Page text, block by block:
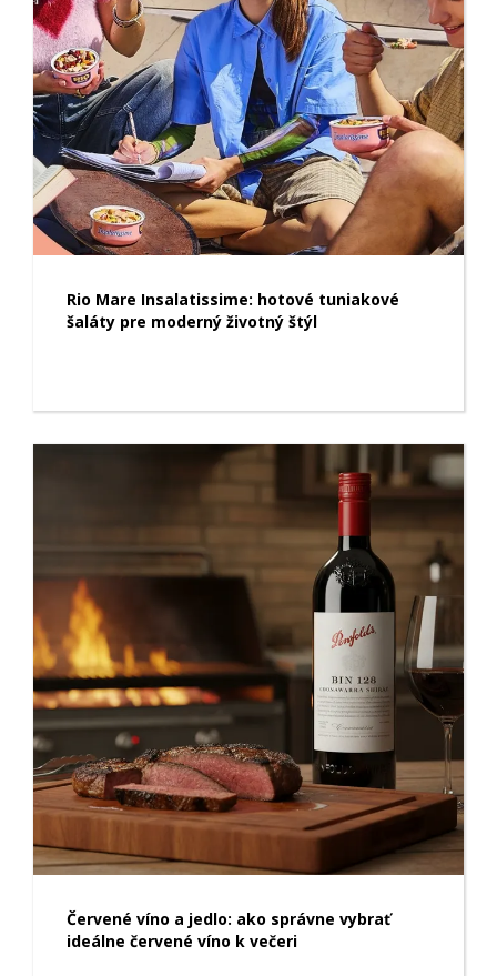
Rio Mare Insalatissime: hotové tuniakové
šaláty pre moderný životný štýl
Červené víno a jedlo: ako správne vybrať
ideálne červené víno k večeri